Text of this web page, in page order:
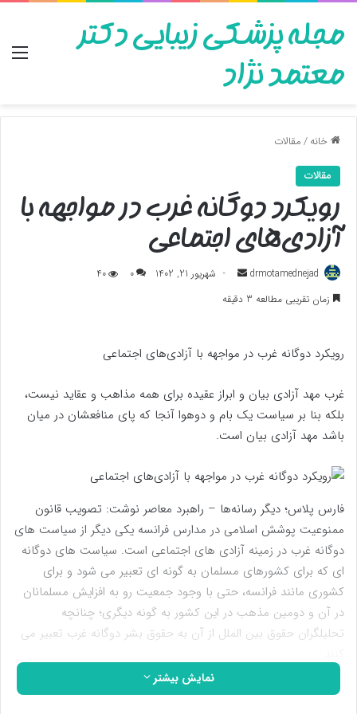
مجله پزشکی زیبایی دکتر
معتمد نژاد
خانه/مقالات
مقالات
رویکرد دوگانه غرب در مواجهه با
آزادی‌های اجتماعی
drmotamednejad
ارسال
به
شهریور 21, 1402 0
40
زمان تقریبی مطالعه 3 دقیقه
رویکرد دوگانه غرب در مواجهه با آزادی‌های اجتماعی
غرب مهد آزادی بیان و ابراز عقیده برای همه مذاهب و عقاید نیست،
بلکه بنا بر سیاست یک بام و دوهوا آنجا که پای منافعشان در میان
باشد مهد آزادی بیان است.
فارس پلاس؛ دیگر رسانه‌ها – راهبرد معاصر نوشت: تصویب قانون
ممنوعیت پوشش اسلامی در مدارس فرانسه یکی دیگر از سیاست های
دوگانه غرب در زمینه آزادی های اجتماعی است. سیاست های دوگانه
ای که برای کشورهای مسلمان به گونه ای تعبیر می شود و برای
کشوری مانند فرانسه، حتی با وجود جمعیت رو به افزایش مسلمانان
در آن و دومین مذهب در این کشور به گونه دیگری؛ چنانچه
تحلیلگران حقوق بین الملل از آن به حقوق بشر دوگانه غرب تعبیر می
یک بام و دوهوای غربی
نمایش بیشتر